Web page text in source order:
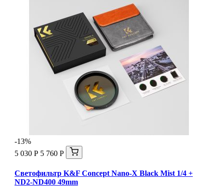
-13%
5 030 Р 5 760 Р
Светофильтр K&F Concept Nano-X Black Mist 1/4 +
ND2-ND400 49mm